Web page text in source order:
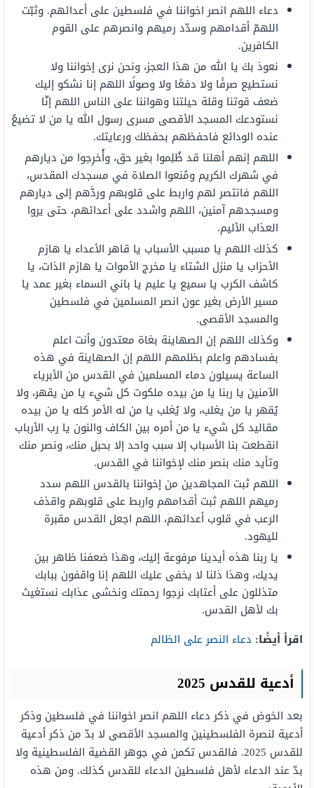
دعاء اللهم انصر اخواننا في فلسطين على أعدائهم. وثبّت
اللهمّ أقدامهم وسدّد رميهم وانصرهم على القوم
الكافرين.
نعوذ بكَ يا الله من هذا العجز، ونحن نرى إخواننا ولا
نستطيع صرفًا ولا دفعًا ولا وصولًا ‏اللهم إنا نشكو إليك
ضعف قوتنا وقلة حيلتنا وهواننا على الناس ‏اللهم إنّا
نستودعك المسجد الأقصى مسرى رسول الله يا من لا تضيعُ
عنده الودائع فاحفظهم بحفظك ورعايتك.
اللهم إنهم أهلنا قد ظُلِموا بغير حق، وأُخرِجوا من ديارهم
في شهرك الكريم ومُنعوا الصلاة في مسجدك المقدس،
اللهم فانتصر لهم واربط على قلوبهم وردَّهم إلى ديارهم
ومسجدهم آمنين، اللهم واشدد على أعدائهم، حتى يروا
العذاب الأليم.
كذلك اللهم يا مسبب الأسباب يا قاهر الأعداء يا هازم
الأحزاب يا منزل الشتاء يا مخرج الأموات يا هازم الذات، يا
كاشف الكرب يا سميع يا عليم يا باني السماء بغير عمد يا
مسير الأرض بغير عون انصر المسلمين في فلسطين
والمسجد الأقصى.
وكذلك اللهم إن الصهاينة بغاة معتدون وأنت اعلم
بفسادهم واعلم بظلمهم اللهم إن الصهاينة في هذه
الساعة يسيلون دماء المسلمين في القدس من الأبرياء
الآمنين يا ربنا يا من بيده ملكوت كل شيء يا من يقهر، ولا
يُقهر يا من يغلب، ولا يُغلب يا من له الأمر كله يا من بيده
مقاليد كل شيء يا من أمره بين الكاف والنون يا رب الأرباب
انقطعت بنا الأسباب إلا سبب واحد إلا بحبل منك، ونصر منك
وتأيد منك بنصر منك لإخواننا في القدس.
اللهم ثبت المجاهدين من إخواننا بالقدس اللهم سدد
رميهم اللهم ثبت أقدامهم واربط على قلوبهم واقذف
الرعب في قلوب أعدائهم، اللهم اجعل القدس مقبرة
لليهود.
يا ربنا هذه أيدينا مرفوعة إليك، وهذا ضعفنا ظاهر بين
يديك، وهذا ذلنا لا يخفى عليك اللهم إنا واقفون ببابك
متذللون على أعتابك نرجوا رحمتك ونخشى عذابك نستغيث
بك لأهل القدس.
اقرأ أيضًا: دعاء النصر على الظالم
أدعية للقدس 2025
بعد الخوض في ذكر دعاء اللهم انصر اخواننا في فلسطين وذكر
أدعية لنصرة الفلسطينين والمسجد الأقصى لا بدّ من ذكر أدعية
للقدس 2025. فالقدس تكمن في جوهر القضية الفلسطينية ولا
بدّ عند الدعاء لأهل فلسطين الدعاء للقدس كذلك. ومن هذه